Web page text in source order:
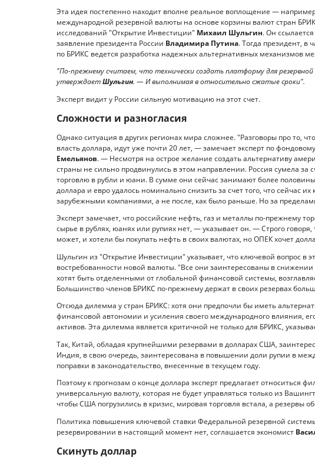
Эта идея постепенно находит вполне реальное воплощение —
международной резервной валюты на основе корзины валют стран
исследований "Открытие Инвестиции" Михаил Шульгин. Он
заявление президента России Владимира Путина. Тогда президент, в
по БРИКС ведется разработка надежных альтернативных механизмов
"По-прежнему считаем, что технически создать платформу для
утверждаетШульгин. — И выполнимая в относительно сжатые сроки".
Эксперт видит у России сильную мотивацию на этот счет.
Сложности и разногласия
Однако ситуация в других регионах мира сложнее. "Разговоры про то,
власть доллара, идут уже почти 20 лет, — замечает эксперт по
Емельянов. — Несмотря на острое желание создать альтернативу
страны не сильно продвинулись в этом направлении. Россия сумела
торговлю в рубли и юани. В сумме они сейчас занимают более
доллара и евро удалось номинально снизить за счет того, что сейчас
зарубежными компаниями, а не после, как было раньше. Но за
Эксперт замечает, что российские нефть, газ и металлы по-прежнему
сырье в рублях, юанях или рупиях нет, — указывает он. — Строго
может, и хотели бы покупать нефть в своих валютах, но ОПЕК хочет
Шульгин из "Открытие Инвестиции" указывает, что ключевой вопрос в
востребованности новой валюты. "Все они заинтересованы в
хотят быть отделенными от глобальной финансовой системы,
Большинство членов БРИКС по-прежнему держат в своих резервах
Отсюда дилемма у стран БРИКС: хотя они предпочли бы иметь
финансовой автономии и усиления своего международного влияния,
активов. Эта дилемма является критичной не только для БРИКС,
Так, Китай, обладая крупнейшими резервами в долларах США,
Индия, в свою очередь, заинтересована в повышении доли рупии в
поправки в законодательство, внесенные в текущем году.
Поэтому к прогнозам о конце доллара эксперт предлагает относиться
универсальную валюту, которая не будет управляться только из
чтобы США погрузились в кризис, мировая торговля встала, а резервы
Политика повышения ключевой ставки Федеральной резервной
резервировании в настоящий момент нет, соглашается экономист
Скинуть доллар